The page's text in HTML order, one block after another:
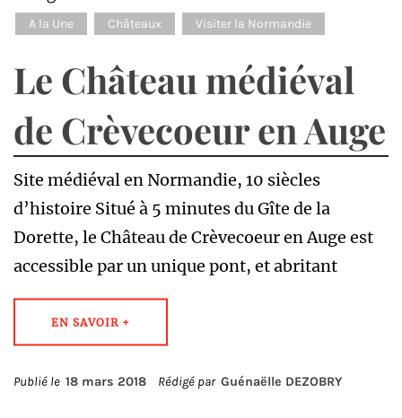
A la Une Châteaux Visiter la Normandie
Le Château médiéval
de Crèvecoeur en Auge
Site médiéval en Normandie, 10 siècles
d’histoire Situé à 5 minutes du Gîte de la
Dorette, le Château de Crèvecoeur en Auge est
accessible par un unique pont, et abritant
EN SAVOIR +
Publié le 18 mars 2018 Rédigé par Guénaëlle DEZOBRY